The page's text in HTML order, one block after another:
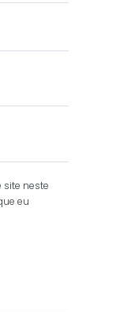
site neste
eu